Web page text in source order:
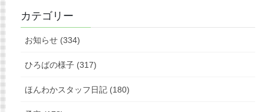
カテゴリー
お知らせ (334)
ひろばの様子 (317)
ほんわかスタッフ日記 (180)